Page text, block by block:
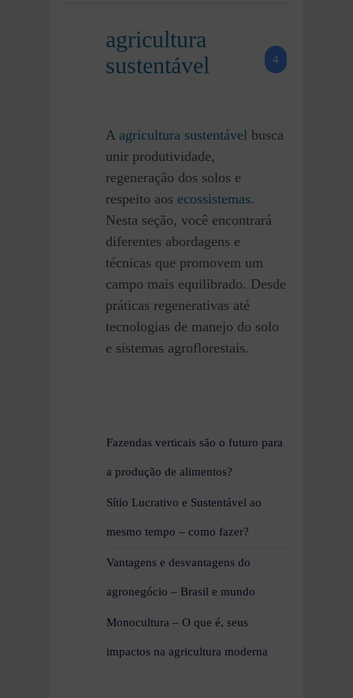
agricultura
sustentável
4
A agricultura sustentável busca
unir produtividade,
regeneração dos solos e
respeito aos ecossistemas.
Nesta seção, você encontrará
diferentes abordagens e
técnicas que promovem um
campo mais equilibrado. Desde
práticas regenerativas até
tecnologias de manejo do solo
e sistemas agroflorestais.
Fazendas verticais são o futuro para
a produção de alimentos?
Sítio Lucrativo e Sustentável ao
mesmo tempo – como fazer?
Vantagens e desvantagens do
agronegócio – Brasil e mundo
Monocultura – O que é, seus
impactos na agricultura moderna